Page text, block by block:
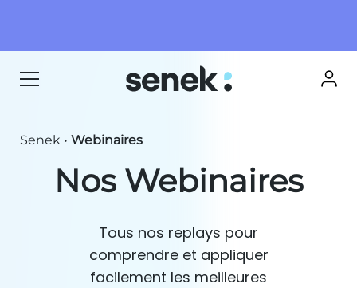
Senek • Webinaires
Nos Webinaires
Tous nos replays pour
comprendre et appliquer
facilement les meilleures